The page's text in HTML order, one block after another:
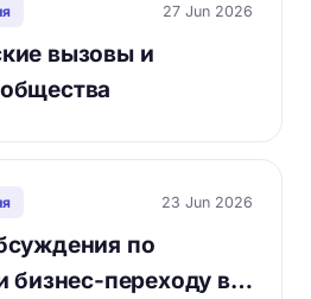
27 Jun 2026
вызовы и
23 Jun 2026
по
бизнес-переходу в…